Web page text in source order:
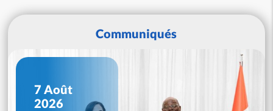
Communiqués
7 Août
2026